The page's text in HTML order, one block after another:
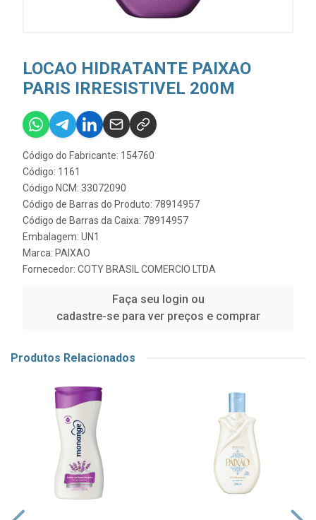
LOCAO HIDRATANTE PAIXAO
PARIS IRRESISTIVEL 200M
Código do Fabricante: 154760
Código: 1161
Código NCM: 33072090
Código de Barras do Produto: 78914957
Código de Barras da Caixa: 78914957
Embalagem: UN1
Marca: PAIXAO
Fornecedor: COTY BRASIL COMERCIO LTDA
Faça seu login ou
cadastre-se para ver preços e comprar
Produtos Relacionados